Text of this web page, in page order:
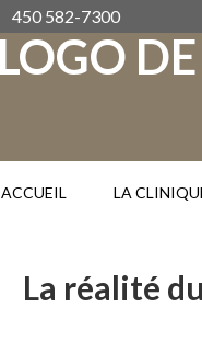
450 582-7300
ACCUEIL LA
La réalité